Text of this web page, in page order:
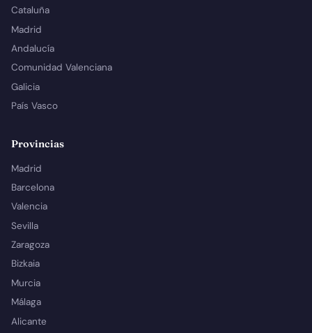
Cataluña
Madrid
Andalucía
Comunidad Valenciana
Galicia
País Vasco
Provincias
Madrid
Barcelona
Valencia
Sevilla
Zaragoza
Bizkaia
Murcia
Málaga
Alicante